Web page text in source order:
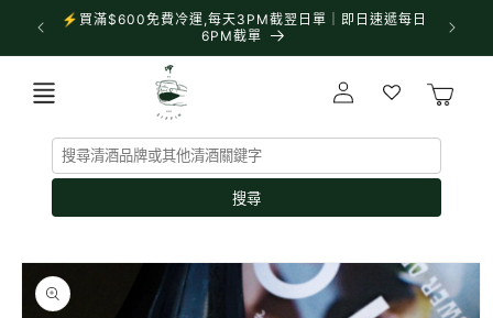
跳至內
容
⚡買滿$600免費冷運,每天3PM截翌日單｜即日速遞每日
6PM截單
✨門市
登
入
物
搜尋
略過產
品資訊